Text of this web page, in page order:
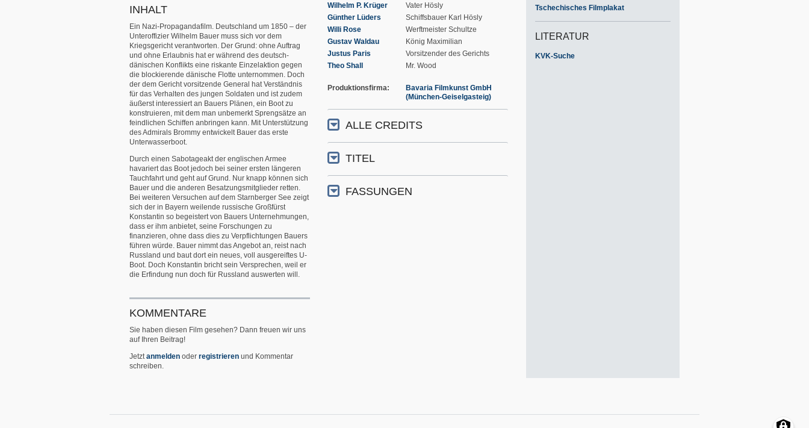
INHALT
Ein Nazi-Propagandafilm. Deutschland um 1850 – der
Unteroffizier Wilhelm Bauer muss sich vor dem
Kriegsgericht verantworten. Der Grund: ohne Auftrag
und ohne Erlaubnis hat er während des deutsch-
dänischen Konflikts eine riskante Einzelaktion gegen
die blockierende dänische Flotte unternommen. Doch
der dem Gericht vorsitzende General hat Verständnis
für das Verhalten des jungen Soldaten und ist zudem
äußerst interessiert an Bauers Plänen, ein Boot zu
konstruieren, mit dem man unbemerkt Sprengsätze an
feindlichen Schiffen anbringen kann. Mit Unterstützung
des Admirals Brommy entwickelt Bauer das erste
Unterwasserboot.
Durch einen Sabotageakt der englischen Armee
havariert das Boot jedoch bei seiner ersten längeren
Tauchfahrt und geht auf Grund. Nur knapp können sich
Bauer und die anderen Besatzungsmitglieder retten.
Bei weiteren Versuchen auf dem Starnberger See zeigt
sich der in Bayern weilende russische Großfürst
Konstantin so begeistert von Bauers Unternehmungen,
dass er ihm anbietet, seine Forschungen zu
finanzieren, ohne dass dies zu Verpflichtungen Bauers
führen würde. Bauer nimmt das Angebot an, reist nach
Russland und baut dort ein neues, voll ausgereiftes U-
Boot. Doch Konstantin bricht sein Versprechen, weil er
die Erfindung nun doch für Russland auswerten will.
KOMMENTARE
Sie haben diesen Film gesehen? Dann freuen wir uns
auf Ihren Beitrag!
Jetzt anmelden oder registrieren und Kommentar
schreiben.
Wilhelm P. Krüger
Vater Hösly
Günther Lüders
Schiffsbauer Karl Hösly
Willi Rose
Werftmeister Schultze
Gustav Waldau
König Maximilian
Justus Paris
Vorsitzender des Gerichts
Theo Shall
Mr. Wood
Produktionsfirma
Bavaria Filmkunst GmbH
(München-Geiselgasteig)
ALLE CREDITS
TITEL
FASSUNGEN
Tschechisches Filmplakat
LITERATUR
KVK-Suche